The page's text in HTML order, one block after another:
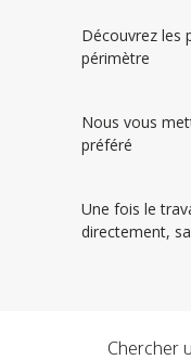
Découvrez les
périmètre
Nous vous
préféré
Une fois le
directement,
Chercher